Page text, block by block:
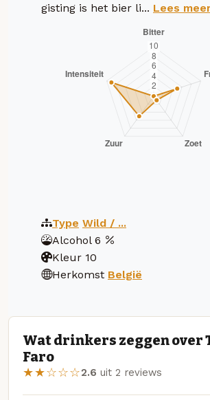
gisting is het bier li... Lees
Type Wild / ...
Alcohol 6
Kleur 10
Herkomst België
Wat drinkers zeggen over
Faro
★★☆☆☆2.6 uit 2 reviews